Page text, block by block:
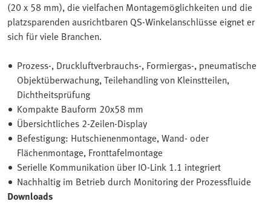
(20 x 58 mm), die vielfachen Montagemöglichkeiten und die
platzsparenden ausrichtbaren QS-Winkelanschlüsse eignet er
sich für viele Branchen.
Prozess-, Druckluftverbrauchs-, Formiergas-, pneumatische
Objektüberwachung, Teilehandling von Kleinstteilen,
Dichtheitsprüfung
Kompakte Bauform 20x58 mm
Übersichtliches 2-Zeilen-Display
Befestigung: Hutschienenmontage, Wand- oder
Flächenmontage, Fronttafelmontage
Serielle Kommunikation über IO-Link 1.1 integriert
Nachhaltig im Betrieb durch Monitoring der Prozessfluide
Downloads